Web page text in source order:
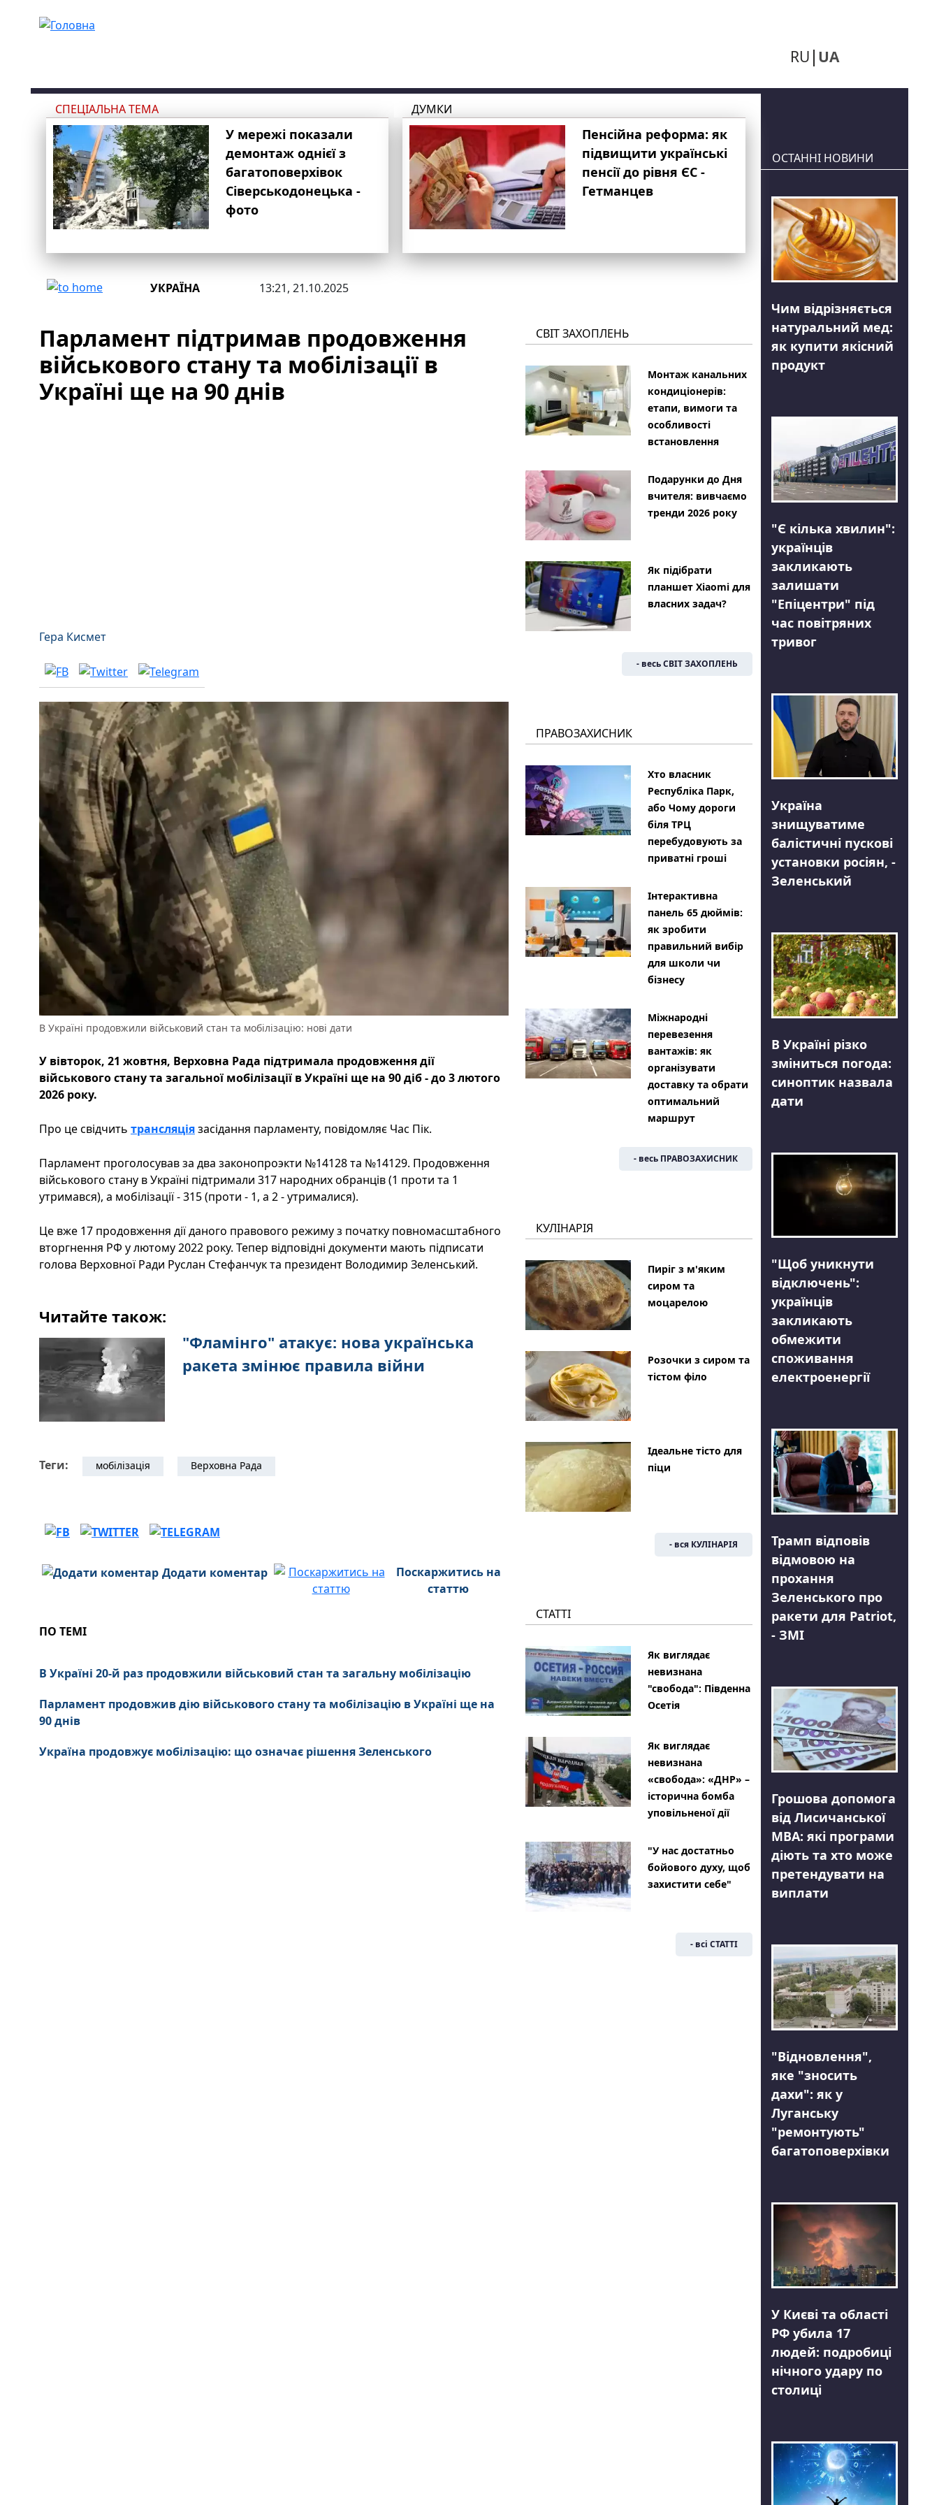
RU UA
СПЕЦІАЛЬНА ТЕМА
У мережі показали
демонтаж однієї з
багатоповерхівок
Сіверськодонецька -
фото
ДУМКИ
Пенсійна реформа: як
підвищити українські
пенсії до рівня ЄС -
Гетманцев
УКРАЇНА 13:21, 21.10.2025
Парламент підтримав продовження
військового стану та мобілізації в
Україні ще на 90 днів
Гера Кисмет
В Україні продовжили військовий стан та мобілізацію: нові дати
У вівторок, 21 жовтня, Верховна Рада підтримала продовження дії
військового стану та загальної мобілізації в Україні ще на 90 діб - до 3 лютого
2026 року.
Про це свідчить трансляціязасідання парламенту, повідомляє Час Пік.
Парламент проголосував за два законопроэкти №14128 та №14129. Продовження
військового стану в Україні підтримали 317 народних обранців (1 проти та 1
утримався), а мобілізації - 315 (проти - 1, а 2 - утрималися).
Це вже 17 продовження дії даного правового режиму з початку повномасштабного
вторгнення РФ у лютому 2022 року. Тепер відповідні документи мають підписати
голова Верховної Ради Руслан Стефанчук та президент Володимир Зеленський.
Читайте також:
"Фламінго" атакує: нова українська
ракета змінює правила війни
Теги: мобілізація Верховна Рада
Додати коментар
Поскаржитись на
статтю
ПО ТЕМІ
В Україні 20-й раз продовжили військовий стан та загальну мобілізацію
Парламент продовжив дію військового стану та мобілізацію в Україні ще на
90 днів
Україна продовжує мобілізацію: що означає рішення Зеленського
СВІТ ЗАХОПЛЕНЬ
Монтаж канальних
кондиціонерів:
етапи, вимоги та
особливості
встановлення
Подарунки до Дня
вчителя: вивчаємо
тренди 2026 року
Як підібрати
планшет Xiaomi для
власних задач?
- весь СВІТ ЗАХОПЛЕНЬ
ПРАВОЗАХИСНИК
Хто власник
Республіка Парк,
або Чому дороги
біля ТРЦ
перебудовують за
приватні гроші
Інтерактивна
панель 65 дюймів:
як зробити
правильний вибір
для школи чи
бізнесу
Міжнародні
перевезення
вантажів: як
організувати
доставку та обрати
оптимальний
маршрут
- весь ПРАВОЗАХИСНИК
КУЛІНАРІЯ
Пиріг з м'яким
сиром та
моцарелою
Розочки з сиром та
тістом філо
Ідеальне тісто для
піци
- вся КУЛІНАРІЯ
СТАТТІ
Як виглядає
невизнана
"свобода": Південна
Осетія
Як виглядає
невизнана
«свобода»: «ДНР» –
історична бомба
уповільненої дії
"У нас достатньо
бойового духу, щоб
захистити себе"
- всі СТАТТІ
ОСТАННІ НОВИНИ
Чим відрізняється
натуральний мед:
як купити якісний
продукт
"Є кілька хвилин":
українців
закликають
залишати
"Епіцентри" під
час повітряних
тривог
Україна
знищуватиме
балістичні пускові
установки росіян, -
Зеленський
В Україні різко
зміниться погода:
синоптик назвала
дати
"Щоб уникнути
відключень":
українців
закликають
обмежити
споживання
електроенергії
Трамп відповів
відмовою на
прохання
Зеленського про
ракети для Patriot,
- ЗМІ
Грошова допомога
від Лисичанської
МВА: які програми
діють та хто може
претендувати на
виплати
"Відновлення",
яке "зносить
дахи": як у
Луганську
"ремонтують"
багатоповерхівки
У Києві та області
РФ убила 17
людей: подробиці
нічного удару по
столиці